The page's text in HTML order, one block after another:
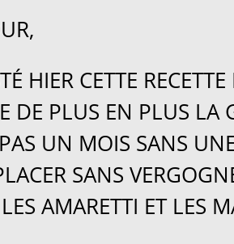
HIER CETTE
DE PLUS EN PLUS
UN MOIS SANS
SANS
AMARETTI ET LES